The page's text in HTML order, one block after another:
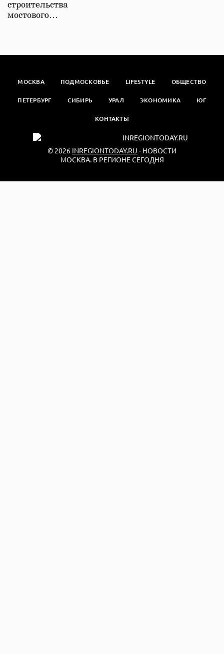
строительства
мостового…
МОСКВА ПОДМОСКОВЬЕ LIFESTYLE ОБЩЕСТВО
ПЕТЕРБУРГ СИБИРЬ УРАЛ ЭКОНОМИКА ЮГ
КОНТАКТЫ
© 2026 INREGIONTODAY.RU - НОВОСТИ
МОСКВА. В РЕГИОНЕ СЕГОДНЯ